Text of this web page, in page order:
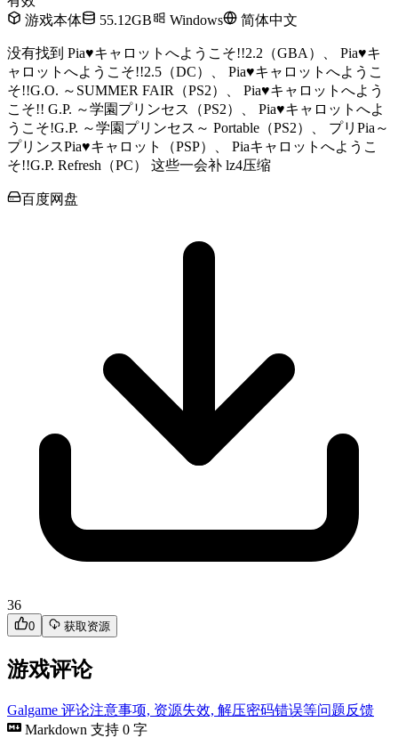
55.12GB Windows 简体中文
没有找到 Pia♥キャロットへようこそ!!2.2（GBA）、 Pia♥キ
ャロットへようこそ!!2.5（DC）、 Pia♥キャロットへようこ
うこそ!G.P. ～学園プリンセス～ Portable（PS2）、 プリPia～
プリンスPia♥キャロット（PSP）、 Piaキャロットへようこ
そ!!G.P. Refresh（PC） 这些一会补 lz4压缩